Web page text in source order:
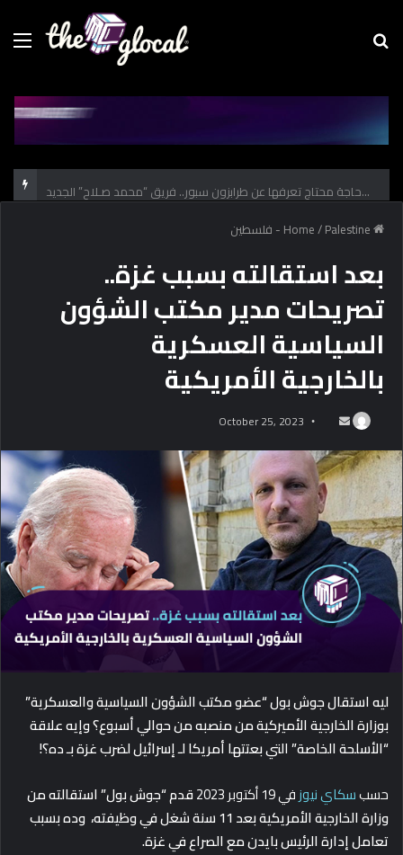
Menu
/Palestine - فلسطين
بعد استقالته بسبب غزة..
تصريحات مدير مكتب الشؤون
السياسية العسكرية
بالخارجية الأمريكية
n
d
n
e
m
a
i
October 25, 2023
ليه استقال جوش بول “عضو مكتب الشؤون السياسية والعسكرية”
بوزارة الخارجية الأميركية من منصبه من حوالي أسبوع؟ وإيه علاقة
“الأسلحة الخاصة” التي بعتتها أمريكا لـ إسرائيل لضرب غزة بـ ده؟!
حسبسكاي نيوزفي 19 أكتوبر 2023
قدم “جوش بول” استقالته من
وزارة الخارجية الأمريكية بعد 11 سنة شغل في وظيفته،
وده بسبب
تعامل إدارة الرئيس بايدن مع الصراع في غزة.